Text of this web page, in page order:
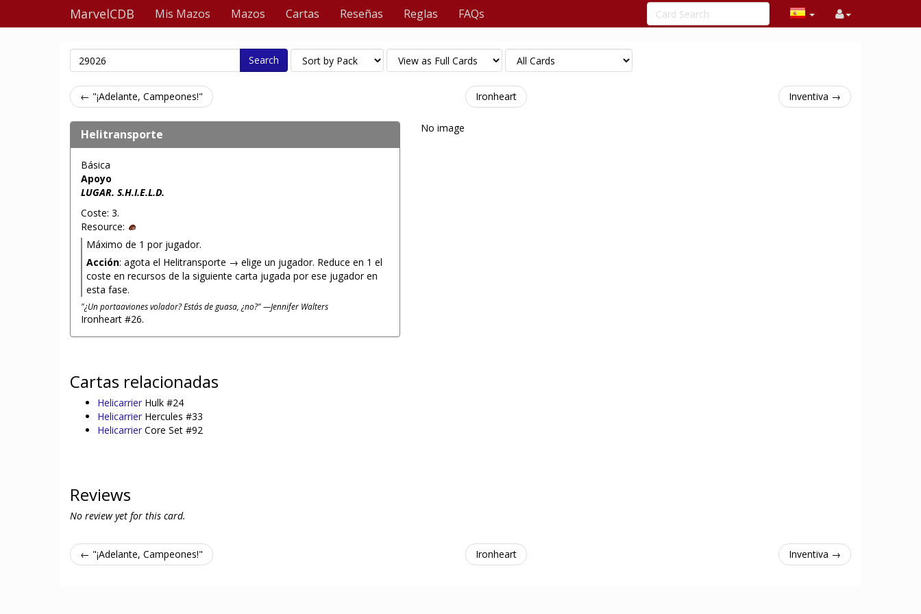
MarvelCDB Mis Mazos Mazos Cartas Reseñas Reglas FAQs
Search
← "¡Adelante, Campeones!" Ironheart Inventiva →
Helitransporte
Básica
Apoyo
LUGAR. S.H.I.E.L.D.
Coste: 3.
Resource:
Máximo de 1 por jugador.
Acción: agota el Helitransporte → elige un jugador. Reduce en 1 el
coste en recursos de la siguiente carta jugada por ese jugador en
esta fase.
"¿Un portaaviones volador? Estás de guasa, ¿no?" —Jennifer Walters
Ironheart #26.
No image
Cartas relacionadas
Helicarrier Hulk #24
Helicarrier Hercules #33
Helicarrier Core Set #92
Reviews
No review yet for this card.
← "¡Adelante, Campeones!" Ironheart Inventiva →